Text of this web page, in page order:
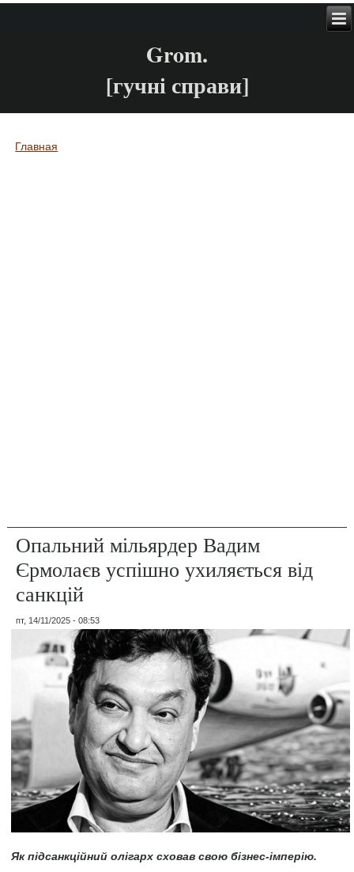
Grom.
[гучні справи]
Вы здесь
Главная
Опальний мільярдер Вадим
Єрмолаєв успішно ухиляється від
санкцій
пт, 14/11/2025 - 08:53
Як підсанкційний олігарх сховав свою бізнес-імперію.